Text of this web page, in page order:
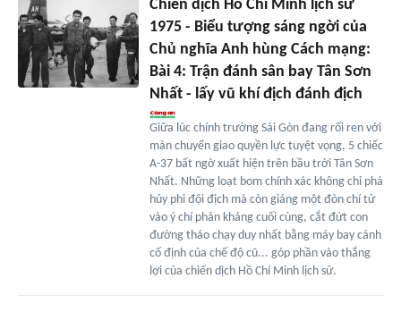
Chiến dịch Hồ Chí Minh lịch sử
1975 - Biểu tượng sáng ngời của
Chủ nghĩa Anh hùng Cách mạng:
Bài 4: Trận đánh sân bay Tân Sơn
Nhất - lấy vũ khí địch đánh địch
Giữa lúc chính trường Sài Gòn đang rối ren với
màn chuyển giao quyền lực tuyệt vọng, 5 chiếc
A-37 bất ngờ xuất hiện trên bầu trời Tân Sơn
Nhất. Những loạt bom chính xác không chỉ phá
hủy phi đội địch mà còn giáng một đòn chí tử
vào ý chí phản kháng cuối cùng, cắt đứt con
đường tháo chạy duy nhất bằng máy bay cánh
cố định của chế độ cũ... góp phần vào thắng
lợi của chiến dịch Hồ Chí Minh lịch sử.